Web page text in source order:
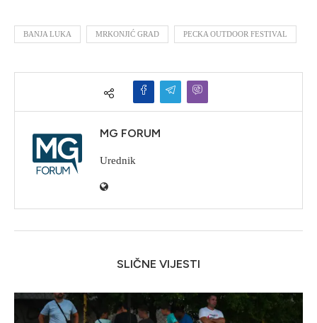
BANJA LUKA MRKONJIĆ GRAD PECKA OUTDOOR FESTIVAL
MG FORUM
Urednik
SLIČNE VIJESTI